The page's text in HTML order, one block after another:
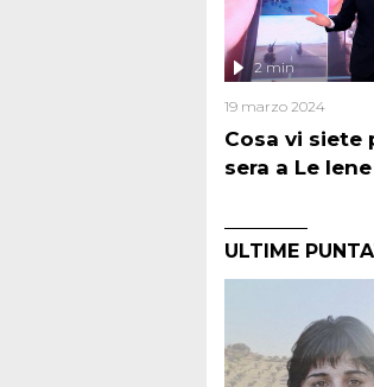
Cosa vi siete
sera a Le Iene
2 min
19 marzo 2024
ULTIME